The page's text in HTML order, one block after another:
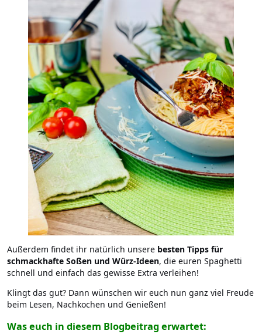
Außerdem findet ihr natürlich unsere besten Tipps für
schmackhafte Soßen und Würz-Ideen, die euren Spaghetti
schnell und einfach das gewisse Extra verleihen!
Klingt das gut? Dann wünschen wir euch nun ganz viel Freude
beim Lesen, Nachkochen und Genießen!
Was euch in diesem Blogbeitrag erwartet: